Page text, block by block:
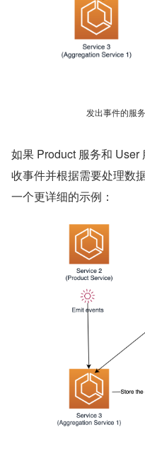
发出事件的服
如果 Product 服务和
收事件并根据需要处理数
一个更详细的示例：